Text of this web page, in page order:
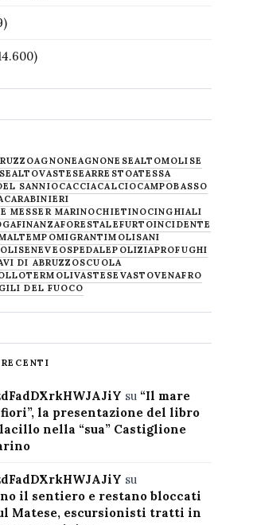
AGNONEAGNONESEALTOMOLISE
ALTOVASTESEARRESTOATESSA
SANNIOCACCIACALCIOCAMPOBASSO
CARABINIERI
MESSER MARINOCHIETINOCINGHIALI
FINANZAFORESTALEFURTOINCIDENTE
MIGRANTIMOLISANI
NEVE OSPEDALEPOLIZIAPROFUGHI
DI ABRUZZOSCUOLA
TERMOLIVASTESE VASTOVENAFRO
DEL FUOCO
su “Il mare
la presentazione del libro
nella “sua” Castiglione
su
il sentiero e restano bloccati
Matese, escursionisti tratti in